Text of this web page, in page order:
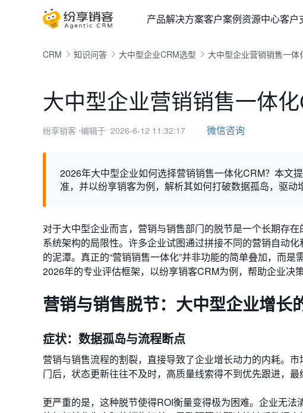
产品解决方案客户案例资源中心客户
CRM 知识问答 大中型企业CRM选型 大中型企业营销销售一
大中型企业营销销售一体
纷享销客 ⋅编辑于 2026-6-12 11:32:17 微信咨询
2026年大中型企业如何选择营销销售一体化CRM？本文
准，并以纷享销客为例，解析其如何打破数据孤岛，驱动
对于大中型企业而言，营销与销售部门的脱节是一个长期存
系统架构的局限性。许多企业试图通过拼接不同的营销自动
的泥潭。真正的“营销销售一体化”并非功能的简单叠加，而
2026年的专业评估框架，以纷享销客CRM为例，帮助企业决
营销与销售脱节：大中型企业增长
症状：数据孤岛与流程断点
营销与销售流程的割裂，直接导致了企业增长动力的内耗。
门后，状态更新往往不及时，高质量线索得不到优先跟进，最
更严重的是，这种脱节使得ROI衡量变得极为困难。企业无